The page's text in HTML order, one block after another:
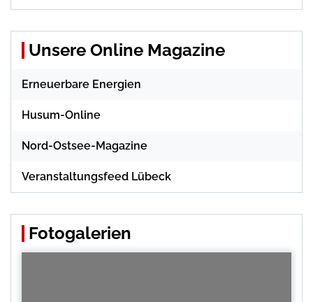
Unsere Online Magazine
Erneuerbare Energien
Husum-Online
Nord-Ostsee-Magazine
Veranstaltungsfeed Lübeck
Fotogalerien